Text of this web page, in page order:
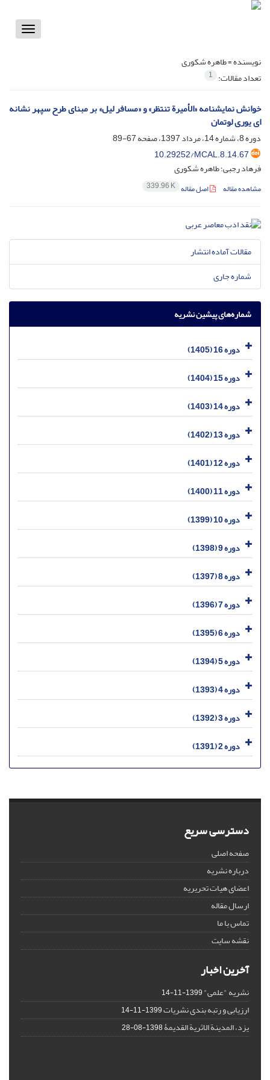
Toggle
نویسنده =طاهره شکوری
تعداد مقالات: 1
خوانش نمایشنامه «الأمیرة تنتظر» و «مسافر لیل» بر مبنای طرح سپهر نشانه
ای یوری لوتمان
دوره 8، شماره 14، مرداد 1397، صفحه
67-89
10.29252/MCAL.8.14.67
فرهاد رجبی؛ طاهره شکوری
مشاهده مقاله اصل مقاله 339.96 K
مقالات آماده انتشار
شماره جاری
شماره‌های پیشین نشریه
دوره 16 (1405)
دوره 15 (1404)
دوره 14 (1403)
دوره 13 (1402)
دوره 12 (1401)
دوره 11 (1400)
دوره 10 (1399)
دوره 9 (1398)
دوره 8 (1397)
دوره 7 (1396)
دوره 6 (1395)
دوره 5 (1394)
دوره 4 (1393)
دوره 3 (1392)
دوره 2 (1391)
دسترسی سریع
صفحه اصلی
درباره نشریه
اعضای هیات تحریریه
ارسال مقاله
تماس با ما
نقشه سایت
آخرین اخبار
نشریه "علمی"1399-11-14
ارزیابی و رتبه بندی نشریات1399-11-14
یزد، المدینة الاثریة القدیمۀ1398-08-28